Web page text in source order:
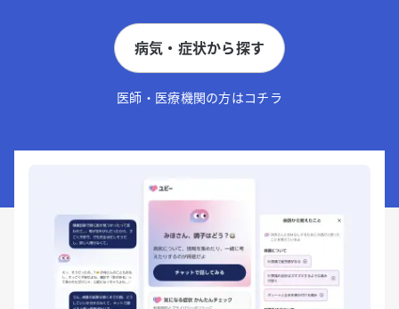
病気・症状から探す
医師・医療機関の方はコチラ